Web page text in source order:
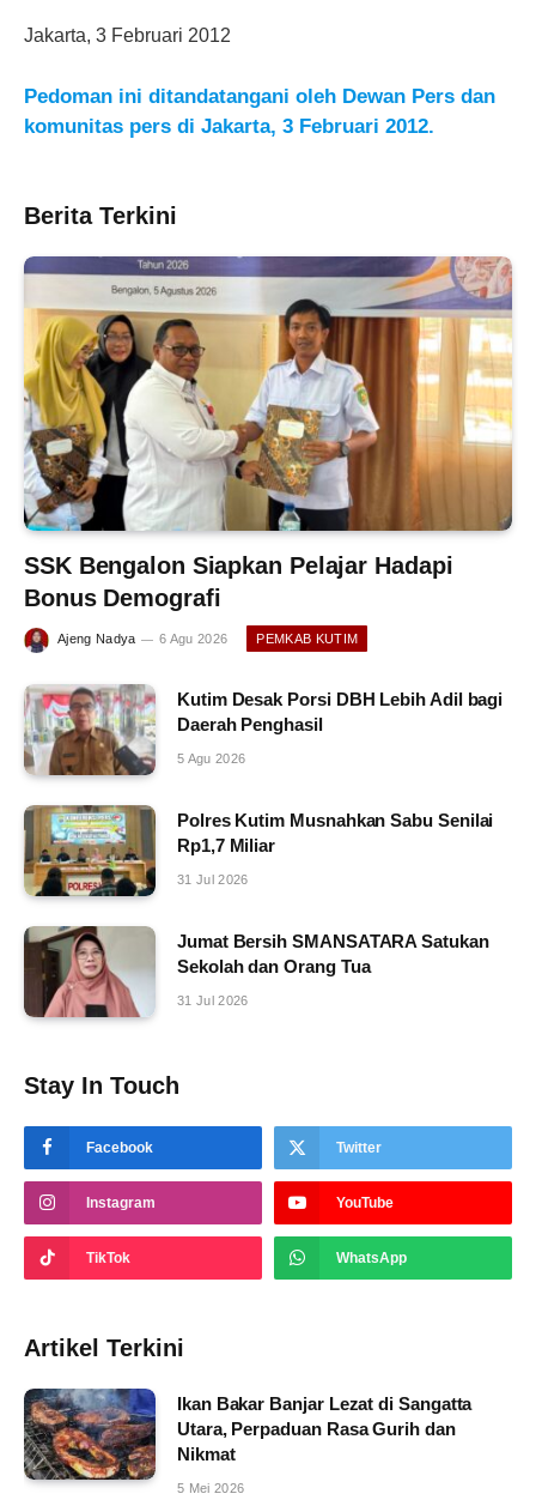
Jakarta, 3 Februari 2012
Pedoman ini ditandatangani oleh Dewan Pers dan
komunitas pers di Jakarta, 3 Februari 2012.
Berita Terkini
SSK Bengalon Siapkan Pelajar Hadapi
Bonus Demografi
Ajeng Nadya 6 Agu 2026 PEMKAB KUTIM
Kutim Desak Porsi DBH Lebih Adil bagi
Daerah Penghasil
5 Agu 2026
Polres Kutim Musnahkan Sabu Senilai
Rp1,7 Miliar
31 Jul 2026
Jumat Bersih SMANSATARA Satukan
Sekolah dan Orang Tua
31 Jul 2026
Stay In Touch
Facebook Twitter
Instagram YouTube
TikTok WhatsApp
Artikel Terkini
Ikan Bakar Banjar Lezat di Sangatta
Utara, Perpaduan Rasa Gurih dan
Nikmat
5 Mei 2026